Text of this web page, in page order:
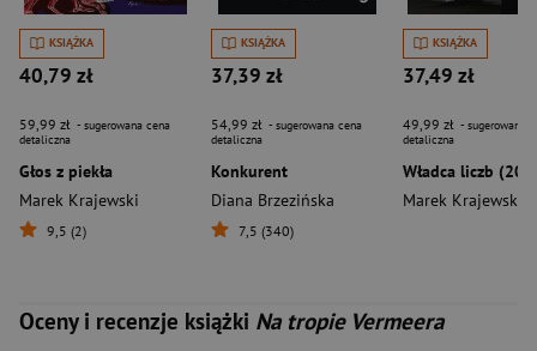
KSIĄŻKA
40,79 zł
59,99 zł - sugerowana cena
detaliczna
Głos z piekła
Marek Krajewski
9,5 (2)
KSIĄŻKA
37,39 zł
54,99 zł - sugerowana cena
detaliczna
Konkurent
Diana Brzezińska
7,5 (340)
KSIĄŻKA
37,49 zł
49,99 zł - sugerowana
detaliczna
Władca liczb
Marek Krajewski
Oceny i recenzje książki Na tropie Vermeera